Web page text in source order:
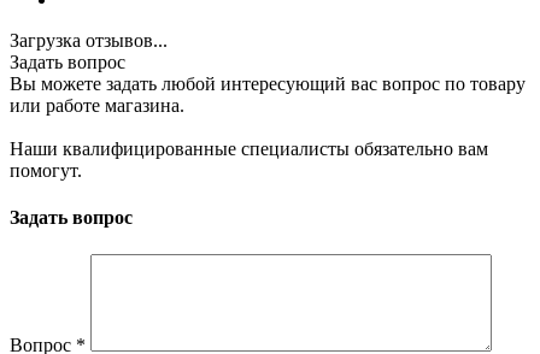
Загрузка отзывов...
Задать вопрос
Вы можете задать любой интересующий вас вопрос по товару
или работе магазина.
Наши квалифицированные специалисты обязательно вам
помогут.
Задать вопрос
Вопрос *